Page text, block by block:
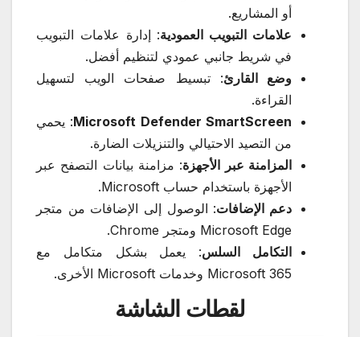
أو المشاريع.
علامات التبويب العمودية: إدارة علامات التبويب
في شريط جانبي عمودي لتنظيم أفضل.
وضع القارئ: تبسيط صفحات الويب لتسهيل
القراءة.
Microsoft Defender SmartScreen: يحمي
من التصيد الاحتيالي والتنزيلات الضارة.
المزامنة عبر الأجهزة: مزامنة بيانات التصفح عبر
الأجهزة باستخدام حساب Microsoft.
دعم الإضافات: الوصول إلى الإضافات من متجر
Microsoft Edge ومتجر Chrome.
التكامل السلس: يعمل بشكل متكامل مع
Microsoft 365 وخدمات Microsoft الأخرى.
لقطات الشاشة